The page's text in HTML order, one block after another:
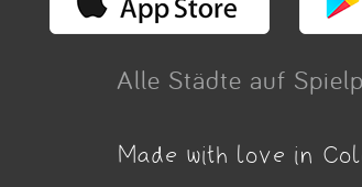
Alle Städte auf
Made with love in